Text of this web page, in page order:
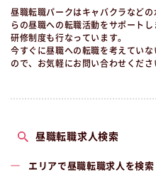
昼職転職パークはキャバクラなど
らの昼職への転職活動をサポート
研修制度も行なっています。
今すぐに昼職への転職を考えてい
ので、お気軽にお問い合わせくださ
昼職転職求人検索
エリアで昼職転職求人を検索